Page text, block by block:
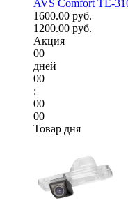
AVS Comfort TE-
1600.00 руб.
1200.00 руб.
Акция
00
дней
00
:
00
00
Товар дня